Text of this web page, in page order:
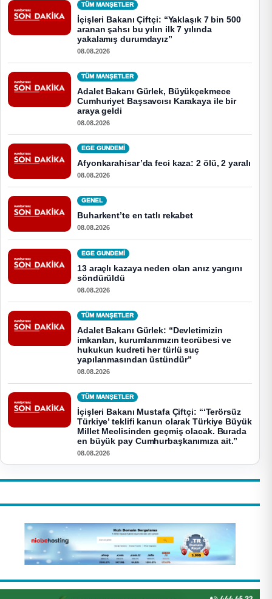
TÜM MANŞETLER
İçişleri Bakanı Çiftçi: “Yaklaşık 7 bin 500
aranan şahsı bu yılın ilk 7 yılında
yakalamış durumdayız”
08.08.2026
TÜM MANŞETLER
Adalet Bakanı Gürlek, Büyükçekmece
Cumhuriyet Başsavcısı Karakaya ile bir
araya geldi
08.08.2026
EGE GUNDEMİ
Afyonkarahisar’da feci kaza: 2 ölü, 2 yaralı
08.08.2026
GENEL
Buharkent’te en tatlı rekabet
08.08.2026
EGE GUNDEMİ
13 araçlı kazaya neden olan anız yangını
söndürüldü
08.08.2026
TÜM MANŞETLER
Adalet Bakanı Gürlek: “Devletimizin
imkanları, kurumlarımızın tecrübesi ve
hukukun kudreti her türlü suç
yapılanmasından üstündür”
08.08.2026
TÜM MANŞETLER
İçişleri Bakanı Mustafa Çiftçi: “‘Terörsüz
Türkiye’ teklifi kanun olarak Türkiye Büyük
Millet Meclisinden geçmiş olacak. Burada
en büyük pay Cumhurbaşkanımıza ait.”
08.08.2026